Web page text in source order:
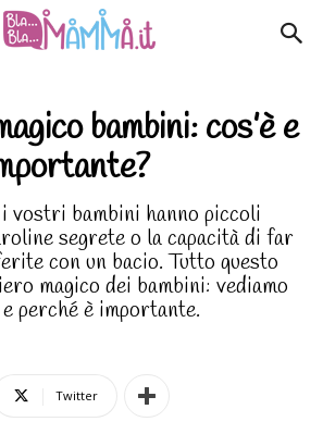
bambini: cos’è e
vostri bambini hanno piccoli
segrete o la capacità di far
con un bacio. Tutto questo
magico dei bambini: vediamo
perché è importante.
Twitter